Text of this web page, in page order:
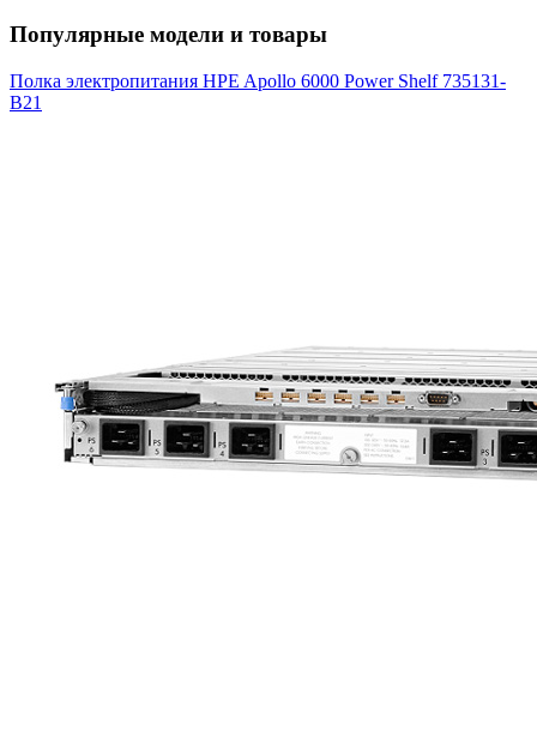
Популярные модели и товары
Полка электропитания HPE Apollo 6000 Power Shelf 735131-
B21